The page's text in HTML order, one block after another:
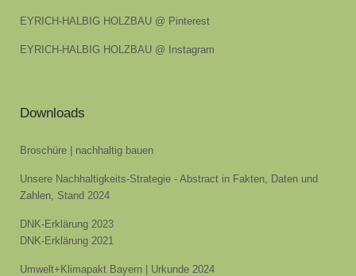
EYRICH-HALBIG HOLZBAU @ Pinterest
EYRICH-HALBIG HOLZBAU @ Instagram
Downloads
Broschüre | nachhaltig bauen
Unsere Nachhaltigkeits-Strategie - Abstract in Fakten, Daten und
Zahlen, Stand 2024
DNK-Erklärung 2023
DNK-Erklärung 2021
Umwelt+Klimapakt Bayern | Urkunde 2024